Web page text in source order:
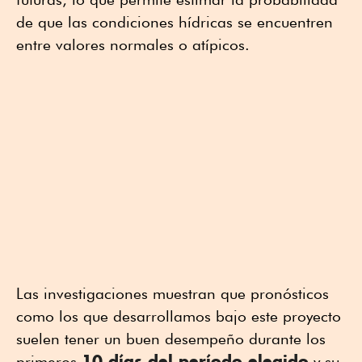
de que las condiciones hídricas se encuentren
entre valores normales o atípicos.
Las investigaciones muestran que pronósticos
como los que desarrollamos bajo este proyecto
suelen tener un buen desempeño durante los